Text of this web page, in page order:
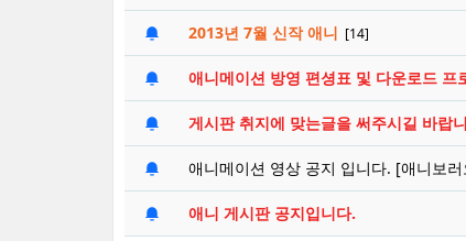
2013년 7월 신작 애니 [14]
애니메이션 방영 편셩표 및 다운로드 프
게시판 취지에 맞는글을 써주시길 바랍
애니메이션 영상 공지 입니다. [애니보
애니 게시판 공지입니다.